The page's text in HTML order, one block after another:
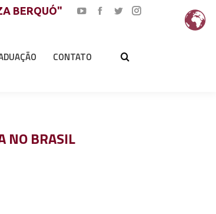
BERQUÓ"
YouTube
in
Facebook
Twitter
in
Instagram
CONTATO
NO BRASIL